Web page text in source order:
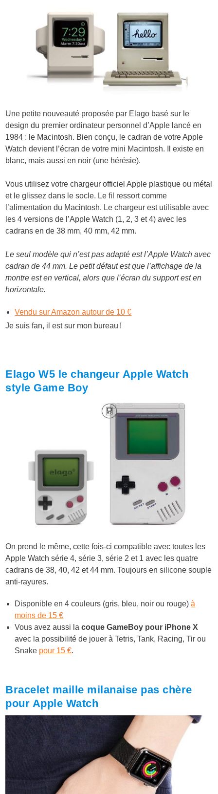
Une petite nouveauté proposée par Elago basé sur le
design du premier ordinateur personnel d’Apple lancé en
1984 : le Macintosh. Bien conçu, le cadran de votre Apple
Watch devient l’écran de votre mini Macintosh. Il existe en
blanc, mais aussi en noir (une hérésie).
Vous utilisez votre chargeur officiel Apple plastique ou métal
et le glissez dans le socle. Le fil ressort comme
l’alimentation du Macintosh. Le chargeur est utilisable avec
les 4 versions de l’Apple Watch (1, 2, 3 et 4) avec les
cadrans en de 38 mm, 40 mm, 42 mm.
Le seul modèle qui n’est pas adapté est l’Apple Watch avec
cadran de 44 mm. Le petit défaut est que l’affichage de la
montre est en vertical, alors que l’écran du support est en
horizontale.
Vendu sur Amazon autour de 10 €
Je suis fan, il est sur mon bureau !
Elago W5 le changeur Apple Watch
style Game Boy
On prend le même, cette fois-ci compatible avec toutes les
Apple Watch série 4, série 3, série 2 et 1 avec les quatre
cadrans de 38, 40, 42 et 44 mm. Toujours en silicone souple
anti-rayures.
Disponible en 4 couleurs (gris, bleu, noir ou rouge)à
moins de 15 €
Vous avez aussi lacoque GameBoy pour iPhone X
avec la possibilité de jouer à Tetris, Tank, Racing, Tir ou
Snake pour 15 €.
Bracelet maille milanaise pas chère
pour Apple Watch